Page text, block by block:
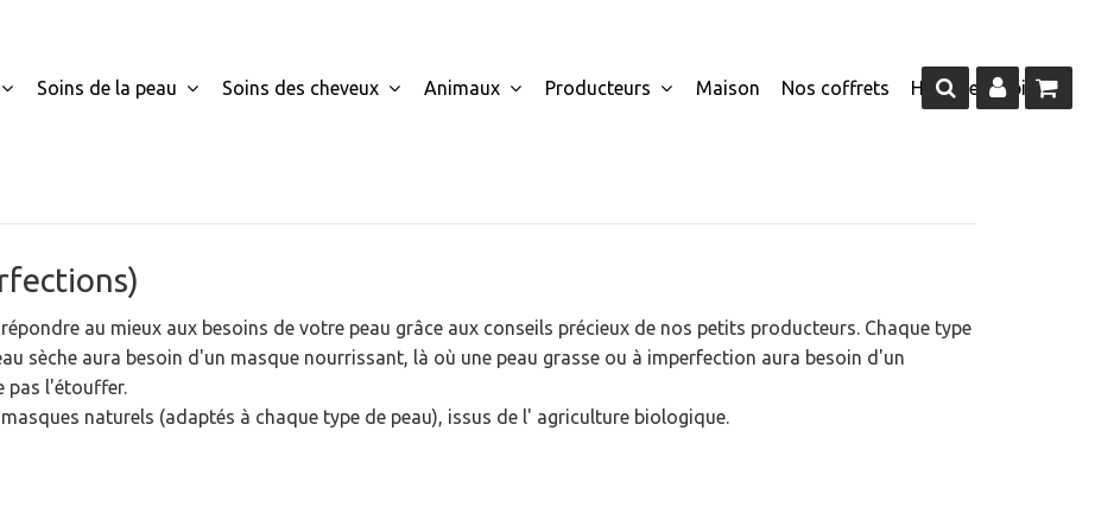
Soins de la peau Soins des cheveux Animaux Producteurs Maison Nos coffrets Homme Epicerie
au mieux aux besoins de votre peau grâce aux conseils précieux de nos petits producteurs. Chaque type
sèche aura besoin d'un masque nourrissant, là où une peau grasse ou à imperfection aura besoin d'un
pas l'étouffer.
naturels (adaptés à chaque type de peau), issus de l' agriculture biologique.